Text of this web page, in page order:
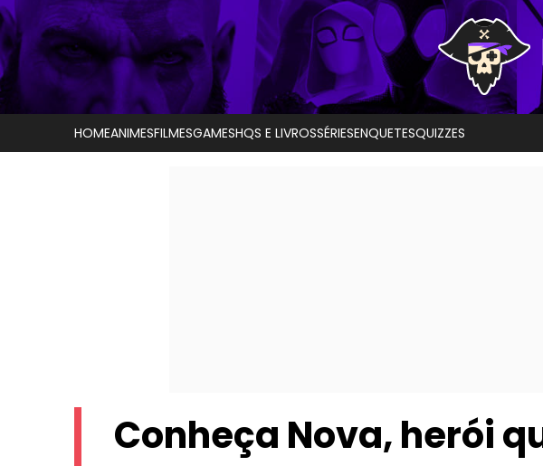
HOMEANIMESFILMESGAMESHQS E LIVROSSÉRIESENQUETESQUIZZES
Conheça Nova, herói